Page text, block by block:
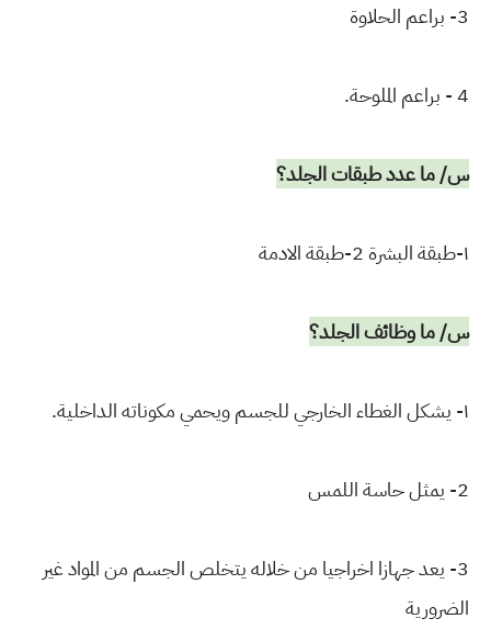
3- براعم الحلاوة
4 - براعم الملوحة.
س/ ما عدد طبقات الجلد؟
١-طبقة البشرة 2-طبقة الادمة
س/ ما وظائف الجلد؟
١- يشكل الغطاء الخارجي للجسم ويحمي مكوناته الداخلية.
2- يمثل حاسة اللمس
3- يعد جهازا اخراجيا من خلاله يتخلص الجسم من المواد غير
الضرورية